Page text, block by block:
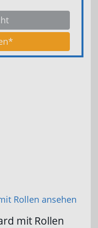
Rollen ansehen
mit Rollen